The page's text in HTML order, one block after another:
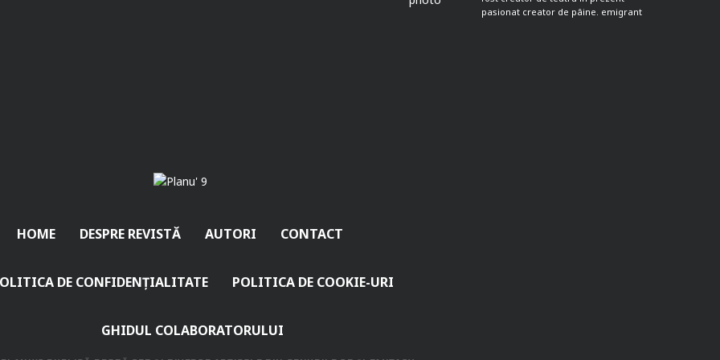
pasionat creator de pâine. emigrant
HOME DESPRE REVISTĂ AUTORI CONTACT
DE CONFIDENȚIALITATE POLITICA DE COOKIE-URI
GHIDUL COLABORATORULUI